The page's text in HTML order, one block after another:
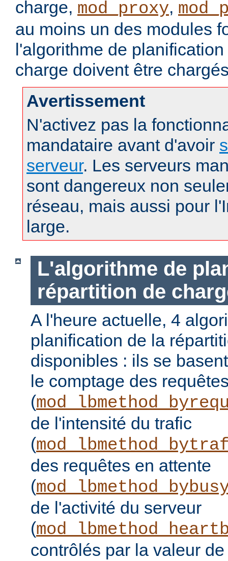
charge, mod_proxy,
au moins un des modules
l'algorithme de
charge doivent être
Avertissement
N'activez pas la
mandataire avant d'avoir
serveur. Les serveurs
sont dangereux non
réseau, mais aussi pour
large.
L'algorithme de
répartition de
A l'heure actuelle, 4
planification de la
disponibles : ils se
le comptage des
(
de l'intensité du trafic
(
des requêtes en attente
(
de l'activité du serveur
(
contrôlés par la valeur